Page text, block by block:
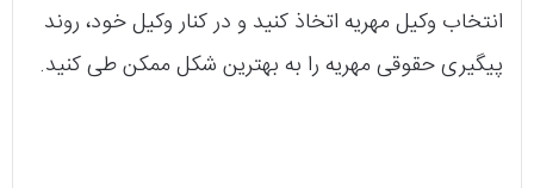
انتخاب وکیل مهریه اتخاذ کنید و در کنار وکیل خود، روند
پیگیری حقوقی مهریه را به بهترین شکل ممکن طی کنید.